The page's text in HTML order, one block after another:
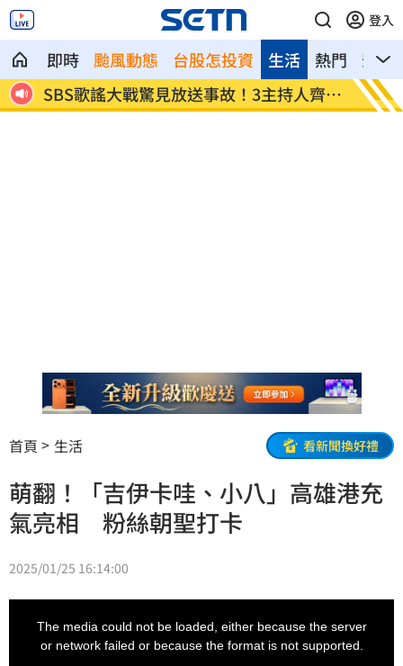
登入
即時 颱風動態 台股怎投資 熱門 影音
生活
危
SBS歌謠大戰驚見放送事故！3主持人齊卡
住
清大
了
首頁 生活 看新聞換好禮
萌翻！「吉伊卡哇、小八」高雄港充
氣亮相 粉絲朝聖打卡
2025/01/25 16:14:00
The media could not be loaded, either because the server
or network failed or because the format is not supported.